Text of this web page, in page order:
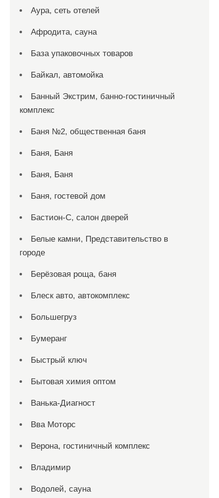
Аура, сеть отелей
Афродита, сауна
База упаковочных товаров
Байкал, автомойка
Банный Экстрим, банно-гостиничный
комплекс
Баня №2, общественная баня
Баня, Баня
Баня, Баня
Баня, гостевой дом
Бастион-С, салон дверей
Белые камни, Представительство в
городе
Берёзовая роща, баня
Блеск авто, автокомплекс
Большегруз
Бумеранг
Быстрый ключ
Бытовая химия оптом
Ванька-Диагност
Вва Моторс
Верона, гостиничный комплекс
Владимир
Водолей, сауна